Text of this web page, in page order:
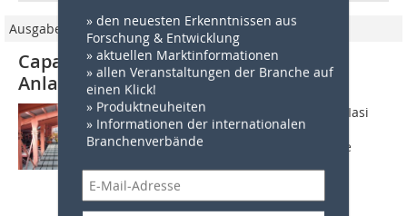
» den neuesten Erkenntnissen aus
Forschung & Entwicklung
» aktuellen Marktinformationen
» allen Veranstaltungen der Branche auf
einen Klick!
» Produktneuheiten
» Informationen der internationalen
Branchenverbände
Ausgabe 08/2009
Capaccioli nimmt erfolgreich neue
Anlagen in Betrieb
Produktionsstart bei ­Ceramica S.A. in Iasi
Capacciolimpianti hat eine neue
Fertigungsanlage für Ziegel der Marke
Rumänien, planmäßig in Betrieb
genommen. Das...